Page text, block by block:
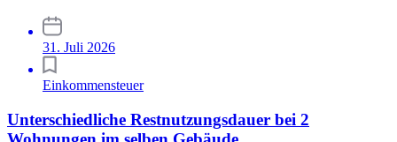
31. Juli 2026
Einkommensteuer
Unterschiedliche Restnutzungsdauer bei 2